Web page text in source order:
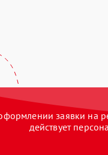
заявки на
действует